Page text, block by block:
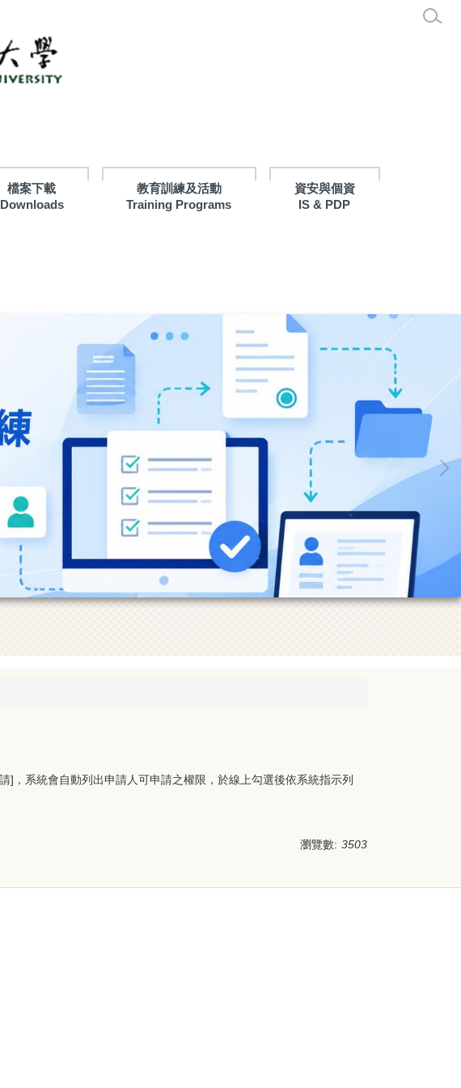
檔案下載
Downloads
教育訓練及活動
Training Programs
資安與個資
IS & PDP
，系統會自動列出申請人可申請之權限，於線上勾選後依系統指示列
瀏覽數: 3503